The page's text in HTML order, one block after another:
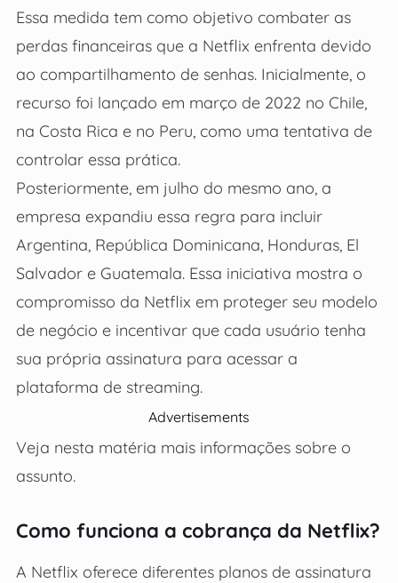
Essa medida tem como objetivo combater as
perdas financeiras que a Netflix enfrenta devido
ao compartilhamento de senhas. Inicialmente, o
recurso foi lançado em março de 2022 no Chile,
na Costa Rica e no Peru, como uma tentativa de
controlar essa prática.
Posteriormente, em julho do mesmo ano, a
empresa expandiu essa regra para incluir
Argentina, República Dominicana, Honduras, El
Salvador e Guatemala. Essa iniciativa mostra o
compromisso da Netflix em proteger seu modelo
de negócio e incentivar que cada usuário tenha
sua própria assinatura para acessar a
plataforma de streaming.
Advertisements
Veja nesta matéria mais informações sobre o
assunto.
Como funciona a cobrança da Netflix?
A Netflix oferece diferentes planos de assinatura